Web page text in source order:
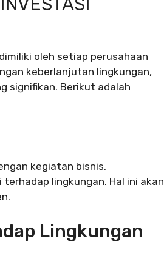
oleh setiap perusahaan
keberlanjutan lingkungan,
signifikan. Berikut adalah
kegiatan bisnis,
lingkungan. Hal ini akan
Lingkungan